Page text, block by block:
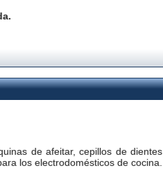
de afeitar, cepillos de dientes
los electrodomésticos de cocina.